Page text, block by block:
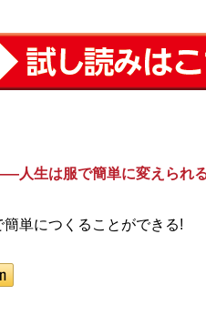
人生は服で簡単に変えられ
簡単につくることができる!